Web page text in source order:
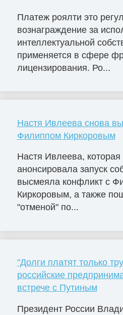
Платеж роялти это
вознаграждение за
интеллектуальной
применяется в сфере
лицензирования. Ро...
Настя Ивлеева снова
Филиппом Киркоровым
Настя Ивлеева, которая
анонсировала запуск
высмеяла конфликт с
Киркоровым, а также
"отменой" по...
"Долги платят только
российские
встрече с Путиным
Президент России